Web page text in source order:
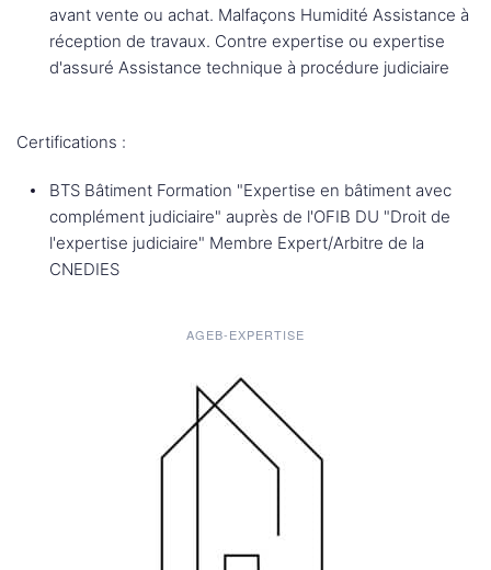
avant vente ou achat. Malfaçons Humidité Assistance à
réception de travaux. Contre expertise ou expertise
d'assuré Assistance technique à procédure judiciaire
Certifications :
BTS Bâtiment Formation "Expertise en bâtiment avec
complément judiciaire" auprès de l'OFIB DU "Droit de
l'expertise judiciaire" Membre Expert/Arbitre de la
CNEDIES
AGEB-EXPERTISE